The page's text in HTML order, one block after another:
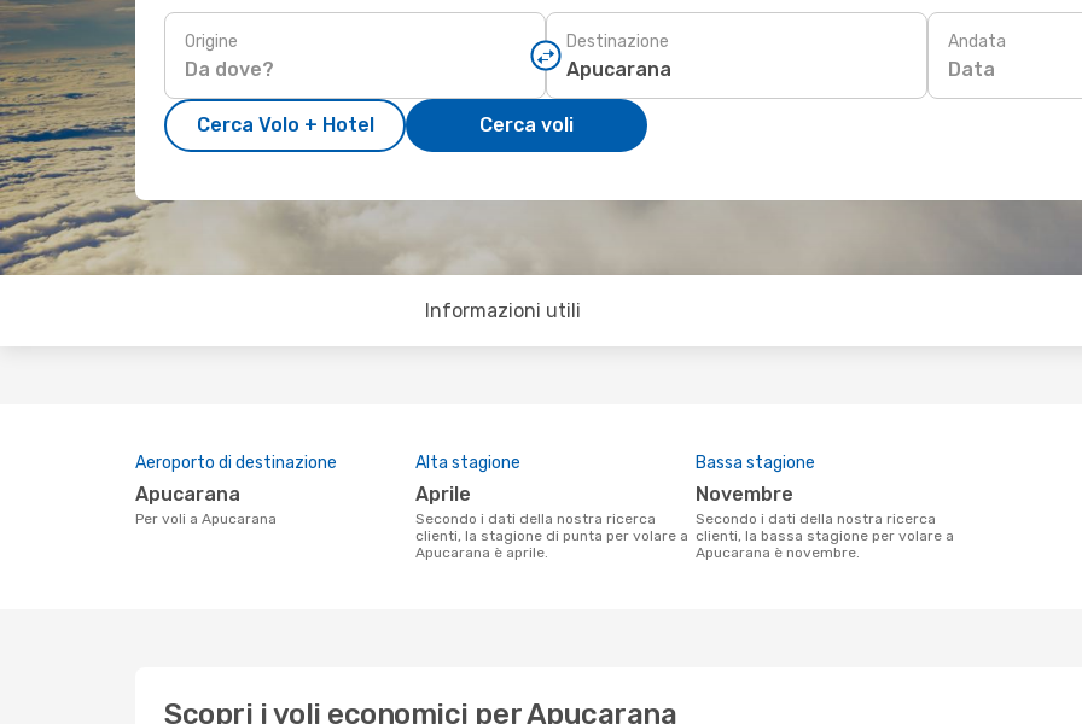
Origine Destinazione Andata
Data
Cerca Volo + Hotel Cerca voli
Informazioni utili
Aeroporto di destinazione
Apucarana
Per voli a Apucarana
Alta stagione
aprile
Secondo i dati della nostra ricerca
clienti, la stagione di punta per volare a
Apucarana è aprile.
Bassa stagione
novembre
Secondo i dati della nostra ricerca
clienti, la bassa stagione per volare a
Apucarana è novembre.
Scopri i voli economici per Apucarana